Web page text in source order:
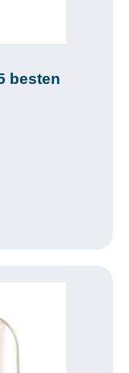
besten